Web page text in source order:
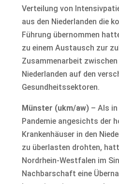
Verteilung von
aus den Niederlanden die
Führung übernommen
zu einem Austausch zur
Zusammenarbeit
Niederlanden auf den
Gesundheitssektoren.
Münster (ukm/aw)– Als in
Pandemie angesichts der
Krankenhäuser in den
zu überlasten drohten,
Nordrhein-Westfalen im
Nachbarschaft eine